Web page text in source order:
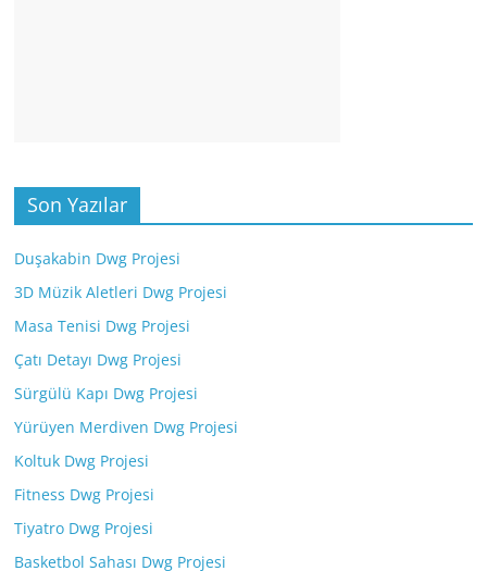
Son Yazılar
Duşakabin Dwg Projesi
3D Müzik Aletleri Dwg Projesi
Masa Tenisi Dwg Projesi
Çatı Detayı Dwg Projesi
Sürgülü Kapı Dwg Projesi
Yürüyen Merdiven Dwg Projesi
Koltuk Dwg Projesi
Fitness Dwg Projesi
Tiyatro Dwg Projesi
Basketbol Sahası Dwg Projesi